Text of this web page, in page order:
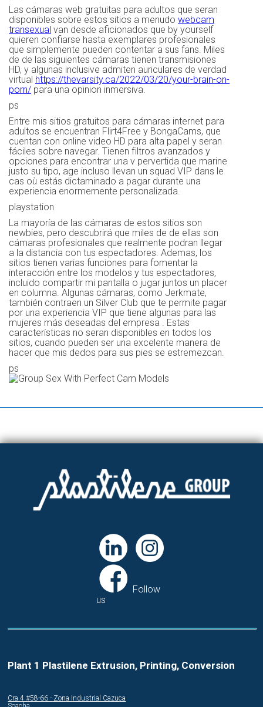
Las cámaras web gratuitas para adultos que seran
disponibles sobre estos sitios a menudo webcam
transexual van desde aficionados que by yourself
quieren confiarse hasta exemplares profesionales
que simplemente pueden contentar a sus fans. Miles
de de las siguientes cámaras tienen transmisiones
HD, y algunas inclusive admiten auriculares de verdad
virtual https://thevarsity.ca/2022/03/20/your-brain-on-
porn/ para una opinion inmersiva.
ps
Entre mis sitios gratuitos para cámaras internet para
adultos se encuentran Flirt4Free y BongaCams, que
cuentan con online video HD para alta papel y seran
fáciles sobre navegar. Tienen filtros avanzados y
opciones para encontrar una v pervertida que marine
justo su tipo, age incluso llevan un squad VIP dans le
cas où estás dictaminado a pagar durante una
experiencia enormemente personalizada.
playstation
La mayoría de las cámaras de estos sitios son
newbies, pero descubrirá que miles de de ellas son
cámaras profesionales que realmente podran llegar
a la distancia con tus espectadores. Ademas, los
sitios tienen varias funciones para fomentar la
interacción entre los modelos y tus espectadores,
incluido compartir mi pantalla o jugar juntos un placer
en columna. Algunas cámaras, como Jerkmate,
también contraen un Silver Club que te permite pagar
por una experiencia VIP que tiene algunas para las
mujeres más deseadas del empresa . Estas
características no seran disponibles en todos los
sitios, cuando pueden ser una excelente manera de
hacer que mis dedos para sus pies se estremezcan.
ps
Follow
us
Plant 1 Plastilene Extrusion, Printing, Conversion
Cra.4 #58-66 - Zona Industrial Cazuca